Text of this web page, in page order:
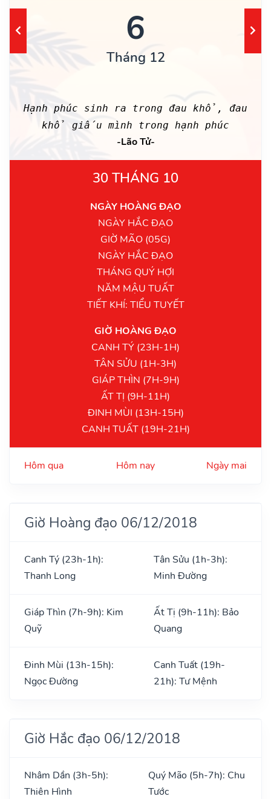
6
Tháng 12
Hạnh phúc sinh ra trong đau khổ, đau
khổ giấu mình trong hạnh phúc
-Lão Tử-
30 THÁNG 10
NGÀY HOÀNG ĐẠO
NGÀY HẮC ĐẠO
GIỜ MÃO (05G)
NGÀY HẮC ĐẠO
THÁNG QUÝ HỢI
NĂM MẬU TUẤT
TIẾT KHÍ: TIỂU TUYẾT
GIỜ HOÀNG ĐẠO
CANH TÝ (23H-1H)
TÂN SỬU (1H-3H)
GIÁP THÌN (7H-9H)
ẤT TỊ (9H-11H)
ĐINH MÙI (13H-15H)
CANH TUẤT (19H-21H)
Hôm qua Hôm nay Ngày mai
Giờ Hoàng đạo 06/12/2018
Canh Tý (23h-1h):
Thanh Long
Tân Sửu (1h-3h):
Minh Đường
Giáp Thìn (7h-9h): Kim
Quỹ
Ất Tị (9h-11h): Bảo
Quang
Đinh Mùi (13h-15h):
Ngọc Đường
Canh Tuất (19h-
21h): Tư Mệnh
Giờ Hắc đạo 06/12/2018
Nhâm Dần (3h-5h):
Thiên Hình
Quý Mão (5h-7h): Chu
Tước